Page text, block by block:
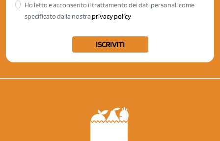
Ho letto e acconsento il trattamento dei dati personali come
specificato dalla nostra privacy policy
ISCRIVITI